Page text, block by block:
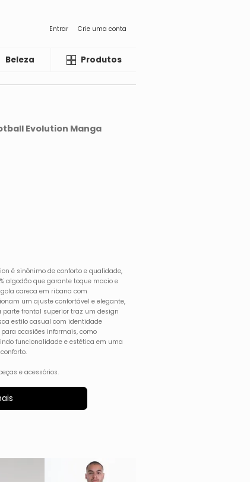
Entrar Crie uma conta
Beleza LiquidaProdutos
Evolution Manga
é sinônimo de conforto e qualidade,
algodão que garante toque macio e
careca em ribana com
um ajuste confortável e elegante,
frontal superior traz um design
estilo casual com identidade
ocasiões informais, como
funcionalidade e estética em uma
e acessórios.